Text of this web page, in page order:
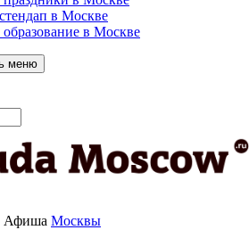
в Москве
в Москве
меню
Афиша Москвы